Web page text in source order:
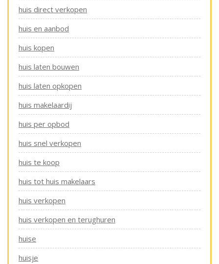
huis direct verkopen
huis en aanbod
huis kopen
huis laten bouwen
huis laten opkopen
huis makelaardij
huis per opbod
huis snel verkopen
huis te koop
huis tot huis makelaars
huis verkopen
huis verkopen en terughuren
huise
huisje